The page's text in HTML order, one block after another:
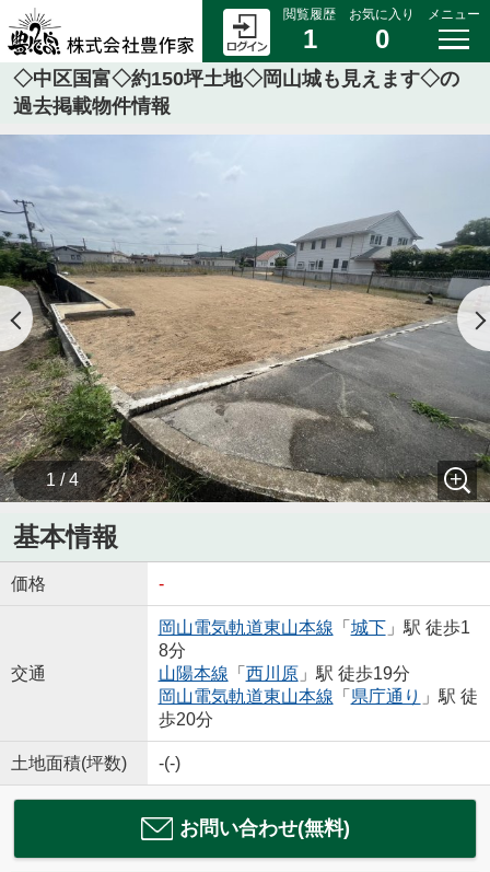
閲覧履歴
1
お気に入り
0
メニュー
◇中区国富◇約150坪土地◇岡山城も見えます◇の
過去掲載物件情報
1 / 4
基本情報
価格 -
交通
岡山電気軌道東山本線 「 城下」駅 徒歩1
8分
山陽本線 「 西川原」駅 徒歩19分
岡山電気軌道東山本線 「 県庁通り 」駅 徒
歩20分
土地面積(坪数) -(-)
お問い合わせ(無料)